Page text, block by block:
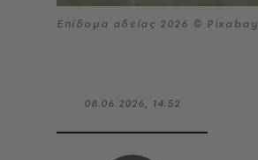
Επίδομα αδείας 2026 © Pixabay
08.06.2026, 14:52